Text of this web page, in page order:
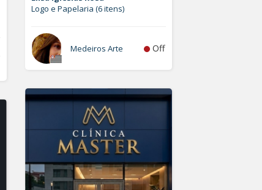
Logo e Papelaria (6 itens)
Medeiros Arte Off